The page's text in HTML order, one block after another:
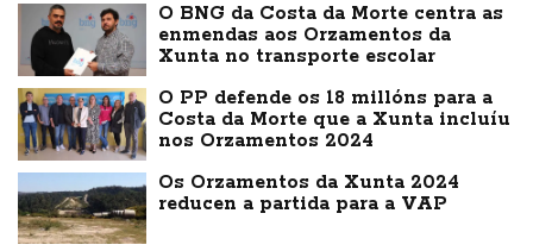
O BNG da Costa da Morte centra as
enmendas aos Orzamentos da
Xunta no transporte escolar
O PP defende os 18 millóns para a
Costa da Morte que a Xunta incluíu
nos Orzamentos 2024
Os Orzamentos da Xunta 2024
reducen a partida para a VAP